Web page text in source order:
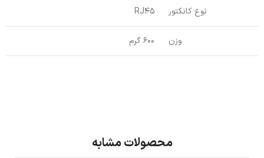
نوع کانکتور RJ45
وزن 600 گرم
محصولات مشابه